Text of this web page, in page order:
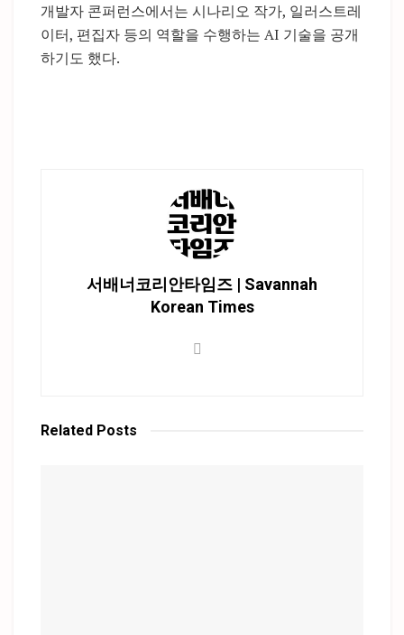
개발자 콘퍼런스에서는 시나리오 작가, 일러스트레
이터, 편집자 등의 역할을 수행하는 AI 기술을 공개
하기도 했다.
서배너코리안타임즈 | Savannah
Korean Times
Related Posts